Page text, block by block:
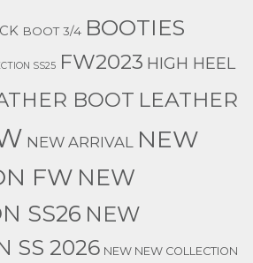
BOOT 3/4 BOOTIES
SS25 FW2023 HIGH HEEL
BOOT LEATHER
NEW ARRIVAL
NEW
FW NEW
SS26 NEW
SS 2026 NEW NEW COLLECTION